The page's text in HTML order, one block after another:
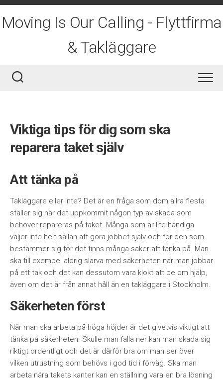
Skip
to
content
Moving Is Our Calling - Flyttfirma
& Takläggare
Viktiga tips för dig som ska
reparera taket själv
Att tänka på
Takläggare eller inte? Det är en fråga som dom allra flesta
ställer sig när det uppkommit någon typ av skada som
behöver repareras på taket. Många som är lite händiga
väljer inte helt sällan att göra jobbet själv och för den som
bestämmer sig för det finns många saker att tänka på. Man
ska till exempel aldrig slarva med säkerheten när man jobbar
på ett tak och det kan dessutom vara klokt att be om hjälp,
även om det är från annat håll än en takläggare i Stockholm.
Säkerheten först
När man ska arbeta på höga höjder är det givetvis viktigt att
tänka på säkerheten. Skulle man falla ner kan man skada sig
riktigt ordentligt och det är därför bra om man ser över
vilken utrustning som behövs i god tid i förväg. Ska man
arbeta nära takets kanter kan en ställning vara en bra lösning